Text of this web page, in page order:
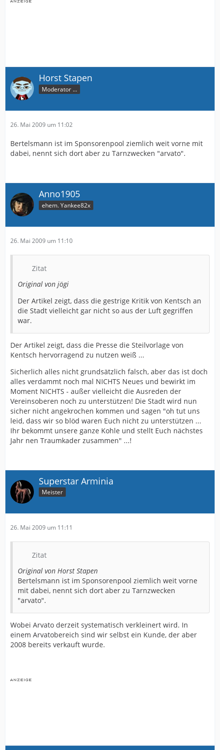
Horst Stapen
Moderator ...
26. Mai 2009 um 11:02
Bertelsmann ist im Sponsorenpool ziemlich weit vorne mit
dabei, nennt sich dort aber zu Tarnzwecken "arvato".
Anno1905
ehem. Yankee82x
26. Mai 2009 um 11:10
Zitat
Original von jögi
Der Artikel zeigt, dass die gestrige Kritik von Kentsch an
die Stadt vielleicht gar nicht so aus der Luft gegriffen
war.
Der Artikel zeigt, dass die Presse die Steilvorlage von
Kentsch hervorragend zu nutzen weiß ...
Sicherlich alles nicht grundsätzlich falsch, aber das ist doch
alles verdammt noch mal NICHTS Neues und bewirkt im
Moment NICHTS - außer vielleicht die Ausreden der
Vereinsoberen noch zu unterstützen! Die Stadt wird nun
sicher nicht angekrochen kommen und sagen "oh tut uns
leid, dass wir so blöd waren Euch nicht zu unterstützen ...
Ihr bekommt unsere ganze Kohle und stellt Euch nächstes
Jahr nen Traumkader zusammen" ...!
Superstar Arminia
Meister
26. Mai 2009 um 11:11
Zitat
Original von Horst Stapen
Bertelsmann ist im Sponsorenpool ziemlich weit vorne
mit dabei, nennt sich dort aber zu Tarnzwecken
"arvato".
Wobei Arvato derzeit systematisch verkleinert wird. In
einem Arvatobereich sind wir selbst ein Kunde, der aber
2008 bereits verkauft wurde.